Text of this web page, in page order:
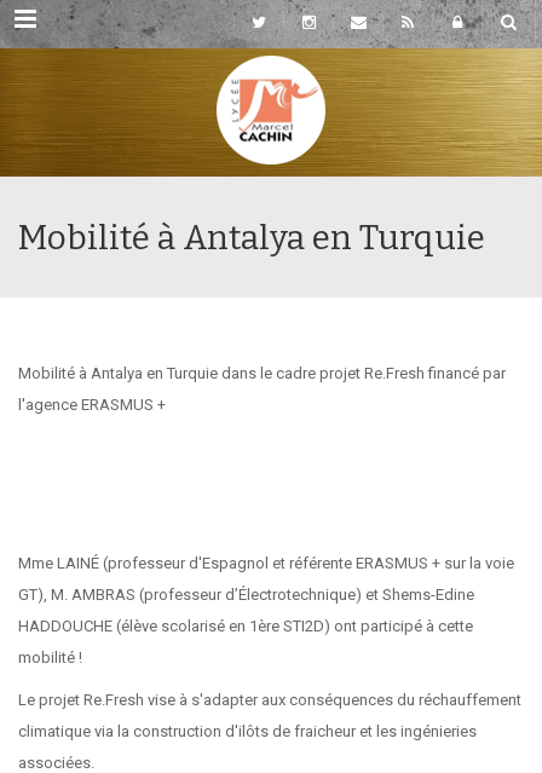
Rubriques
Mobilité à Antalya en Turquie
Mobilité à Antalya en Turquie dans le cadre projet Re.Fresh financé par
l'agence ERASMUS +
Mme LAINÉ (professeur d'Espagnol et référente ERASMUS + sur la voie
GT), M. AMBRAS (professeur d’Électrotechnique) et Shems-Edine
HADDOUCHE (élève scolarisé en 1ère STI2D) ont participé à cette
mobilité !
Le projet Re.Fresh vise à s'adapter aux conséquences du réchauffement
climatique via la construction d'ilôts de fraicheur et les ingénieries
associées.